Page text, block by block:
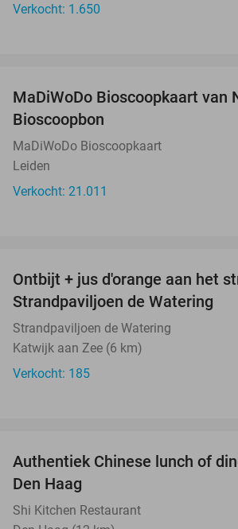
Verkocht: 1.650
MaDiWoDo Bioscoopkaart van
Bioscoopbon
MaDiWoDo Bioscoopkaart
Leiden
Verkocht: 21.011
Ontbijt + jus d'orange aan het
Strandpaviljoen de Watering
Strandpaviljoen de Watering
Katwijk aan Zee (6 km)
Verkocht: 185
Authentiek Chinese lunch of
Den Haag
Shi Kitchen Restaurant